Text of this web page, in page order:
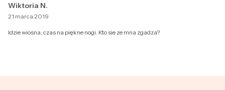
Wiktoria N.
21 marca 2019
Idzie wiosna, czas na piękne nogi. Kto sie ze mna zgadza?